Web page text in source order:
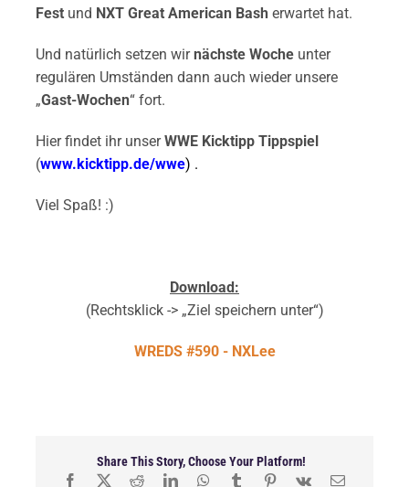
Festund NXT Great American Bash erwartet hat.
Und natürlich setzen wirnächste Wocheunter
regulären Umständen dann auch wieder unsere
„Gast-Wochen“ fort.
Hier findet ihr unserWWE Kicktipp Tippspiel
(www.kicktipp.de/wwe) .
Viel Spaß! :)
Download:
(Rechtsklick -> „Ziel speichern unter“)
WREDS #590 - NXLee
Share This Story, Choose Your Platform!